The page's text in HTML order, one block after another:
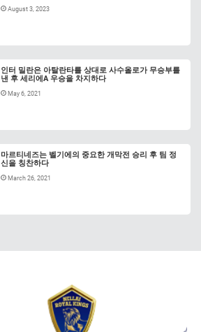
August 3, 2023
인터 밀란은 아탈란타를 상대로 사수올로가 무승부를
낸 후 세리에A 우승을 차지하다
May 6, 2021
마르티네즈는 벨기에의 중요한 개막전 승리 후 팀 정
신을 칭찬하다
March 26, 2021